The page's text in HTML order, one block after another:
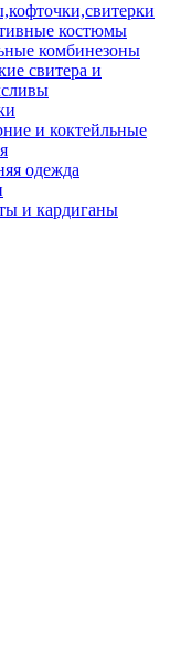
костюмы
комбинезоны
свитера и
и коктейльные
одежда
и кардиганы